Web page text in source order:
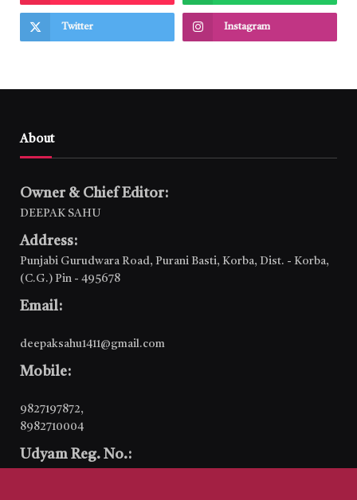
Twitter Instagram
About
Owner & Chief Editor:
DEEPAK SAHU
Address:
Punjabi Gurudwara Road, Purani Basti, Korba, Dist. - Korba,
(C.G.) Pin - 495678
Email:
deepaksahu1411@gmail.com
Mobile:
9827197872,
8982710004
Udyam Reg. No.: